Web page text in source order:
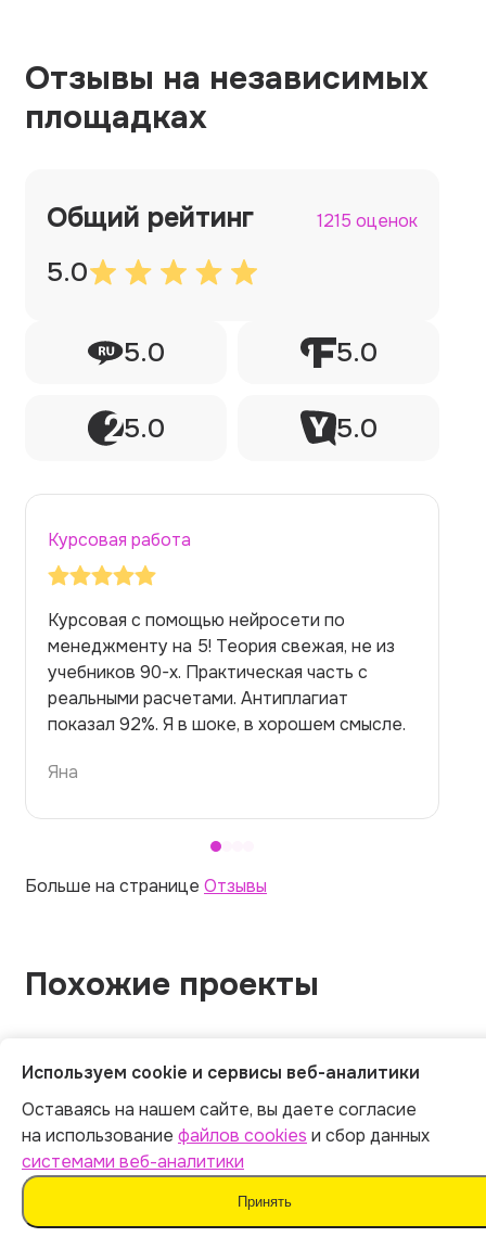
Отзывы на независимых
площадках
Общий рейтинг 1215 оценок
5.0
5.0 5.0
5.0 5.0
Курсовая работа
Делал тут курсовую работу через ии по
философии. Тема сложная. Боялся, что
нейросеть начнет нести чушь. Но нет!
Работа вышла глубокой, логичной.
Преподаватель был впечатлен.
Илья
Больше на странице Отзывы
Похожие проекты
Главная Курсовая работа
Физиология центральной
нервной системы: строение, функции, заболевания
Используем cookie и сервисы веб-аналитики
Оставаясь на нашем сайте, вы даете согласие
на использование файлов cookies и сбор данных
системами веб-аналитики
Принять